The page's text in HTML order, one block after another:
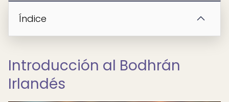
Índice
Introducción al Bodhrán
Irlandés